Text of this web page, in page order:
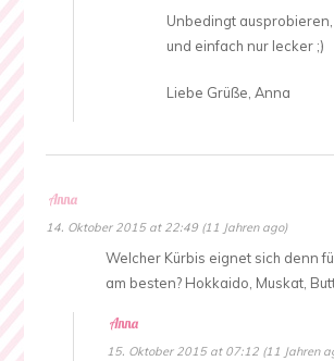
Unbedingt
und einfach nur lecker ;)
Liebe Grüße, Anna
Anna
14. Oktober 2015 at 22:49 (11 Jahren ago)
Welcher Kürbis eignet sich denn
am besten? Hokkaido, Muskat,
Anna
15. Oktober 2015 at 07:12 (11 Jahren